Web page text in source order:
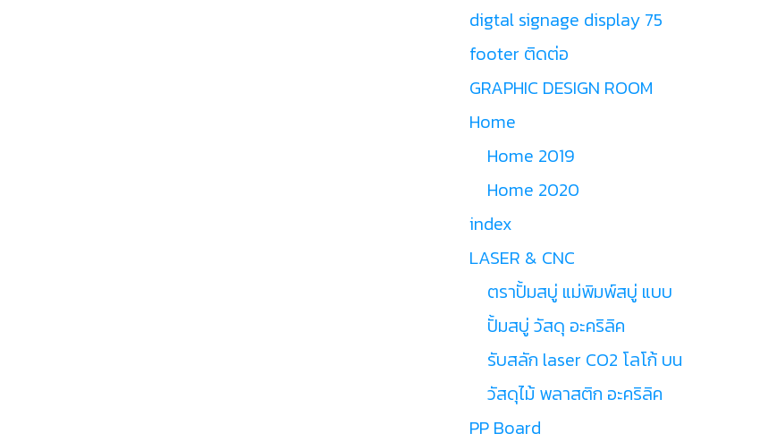
digtal signage display 75
footer ติดต่อ
GRAPHIC DESIGN ROOM
Home
Home 2019
Home 2020
index
LASER & CNC
ตราปั้มสบู่ แม่พิมพ์สบู่ แบบ
ปั้มสบู่ วัสดุ อะคริลิค
รับสลัก laser CO2 โลโก้ บน
วัสดุไม้ พลาสติก อะคริลิค
PP Board